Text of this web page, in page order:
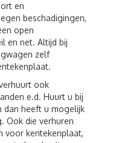
en
beschadigingen,
open
en net. Altijd bij
zelf
ook
e.d. Huurt u bij
dan heeft u mogelijk
Ook die verhuren
voor kentekenplaat,